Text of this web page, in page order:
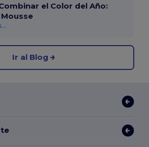
el Color del Año:
Ir al Blog